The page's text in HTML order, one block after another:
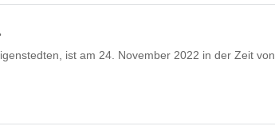
ist am 24. November 2022 in der Zeit von